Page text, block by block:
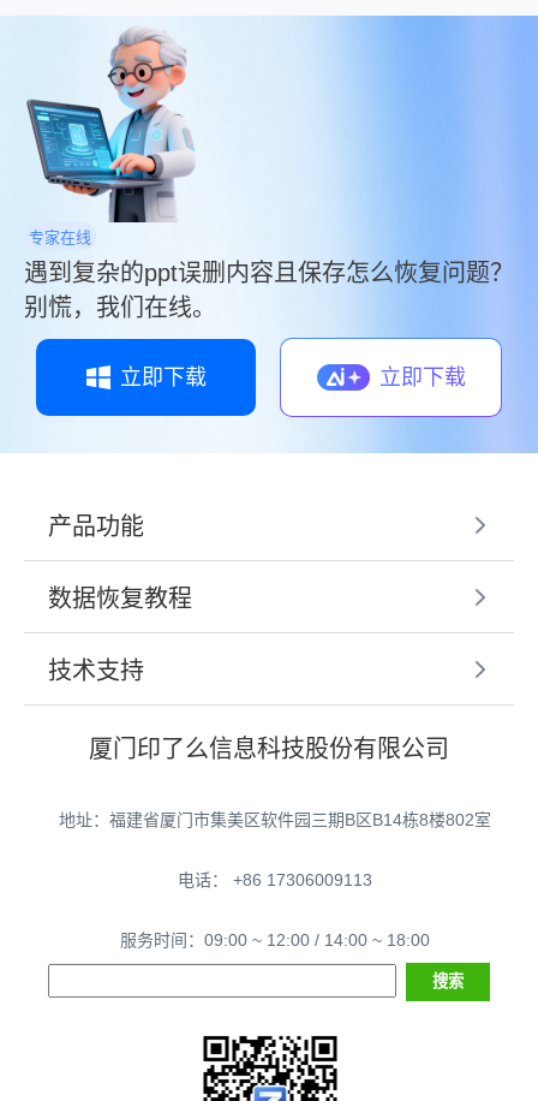
专家在线
遇到复杂的ppt误删内容且保存怎么恢复问题？
别慌，我们在线。
立即下载 立即下载
产品功能
数据恢复教程
技术支持
厦门印了么信息科技股份有限公司
地址：福建省厦门市集美区软件园三期B区B14栋8楼802室
电话： +86 17306009113
服务时间：09:00 ~ 12:00 / 14:00 ~ 18:00